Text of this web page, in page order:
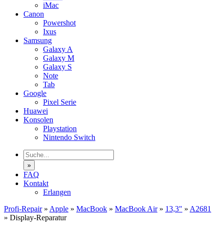
iMac
Canon
Powershot
Ixus
Samsung
Galaxy A
Galaxy M
Galaxy S
Note
Tab
Google
Pixel Serie
Huawei
Konsolen
Playstation
Nintendo Switch
»
FAQ
Kontakt
Erlangen
Profi-Repair» Apple » MacBook » MacBook Air» 13,3" » A2681
» Display-Reparatur